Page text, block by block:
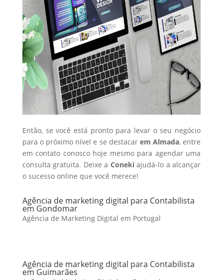
Então, se você está pronto para levar o seu negócio
para o próximo nível e se destacar em Almada, entre
em contato conosco hoje mesmo para agendar uma
consulta gratuita. Deixe a Conekiajudá-lo a alcançar
o sucesso online que você merece!
Agência de marketing digital para Contabilista
em Gondomar
Agência de Marketing Digital em Portugal
Agência de marketing digital para Contabilista
em Guimarães